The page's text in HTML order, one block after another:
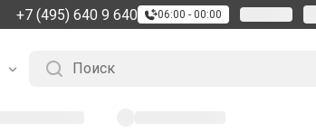
+7 (495) 640 9 640 06:00 - 00:00